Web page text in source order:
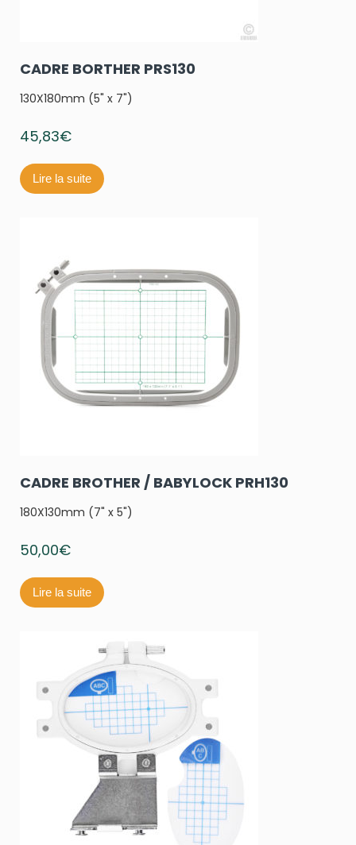
CADRE BORTHER PRS130
130X180mm (5" x 7")
45,83€
Lire la suite
CADRE BROTHER / BABYLOCK PRH130
180X130mm (7" x 5")
50,00€
Lire la suite